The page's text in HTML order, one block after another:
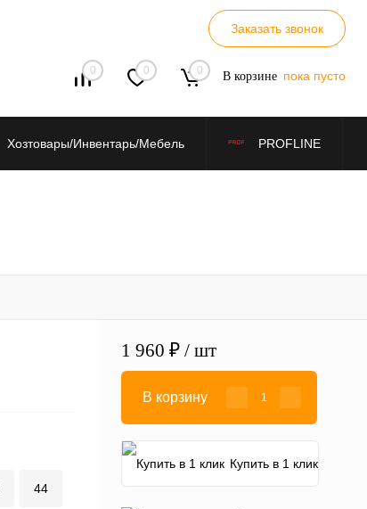
Заказать звонок
0 0 0 В корзине пока пусто
Хозтовары/Инвентарь/Мебель PROFLINE
44
1 960 ₽ / шт
В корзину
Купить в 1 клик